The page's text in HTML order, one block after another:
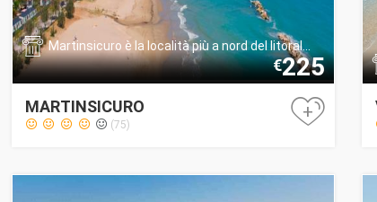
Martinsicuro è la località più a nord del litoral...
€225
MARTINSICURO
(75)
+